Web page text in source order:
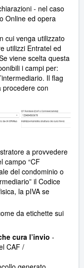
- nel caso
Online ed opera
cui venga utilizzato
utilizzi Entratel ed
viene scelta questa
i campi per:
Il flag
procedere con
a provvedere
campo “CF
del condominio o
il Codice
la pIVA se
da etichette sui
cura l’invio -
CAF /